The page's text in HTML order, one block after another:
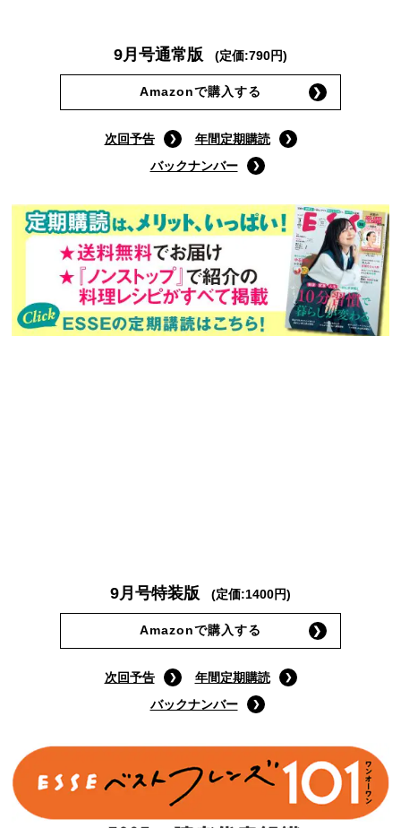
Amazonで購入する
次回予告
年間定期購読
バックナンバー
Amazonで購入する
次回予告
年間定期購読